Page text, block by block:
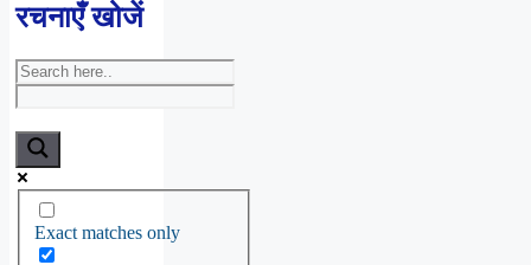
रचनाएँ खोजें
Exact matches only